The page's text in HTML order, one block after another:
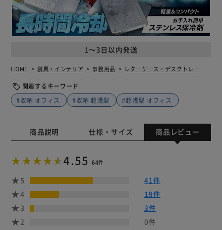
1～3日以内発送
HOME 寝具・インテリア 事務用品 レターケース・デスクトレー
関連するキーワード
#収納 オフィス
#収納 超浅型 #超浅型 オフィス
商品説明 仕様・サイズ 商品レビュー
4.55 64件
5
41件
4
19件
3
3件
2
0件